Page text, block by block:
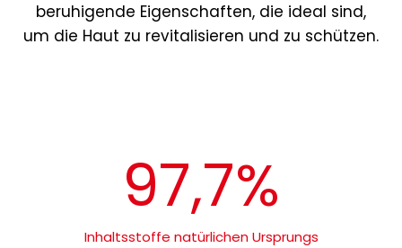
beruhigende Eigenschaften, die ideal sind,
um die Haut zu revitalisieren und zu schützen.
97,7%
Inhaltsstoffe natürlichen Ursprungs